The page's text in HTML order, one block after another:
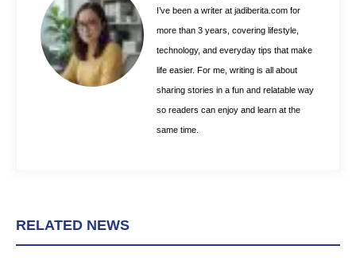
k
e
s
t
p
p
I’ve been a writer at jadiberita.com for
more than 3 years, covering lifestyle,
technology, and everyday tips that make
life easier. For me, writing is all about
sharing stories in a fun and relatable way
so readers can enjoy and learn at the
same time.
RELATED NEWS